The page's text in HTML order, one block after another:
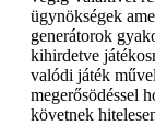
ügynökségek
generátorok
kihirdetve
valódi játék
megerősödéssel
követnek